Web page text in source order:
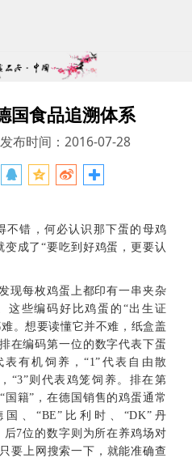
国食品追溯体系
发布时间：2016-07-28
不错，何必认识那下蛋的母鸡
成了“要吃到好鸡蛋，更要认
现每枚鸡蛋上都印有一串夹杂
这些编码好比鸡蛋的“出生证
。想要读懂它并不难，纸盒盖
在编码第一位的数字代表下蛋
有机饲养，“1”代表自由散
“3”则代表鸡笼饲养。排在第
籍”，在德国销售的鸡蛋通常
、“BE”比利时、“DK”丹
后7位的数字则为所在养鸡场对
要上网搜索一下，就能准确查